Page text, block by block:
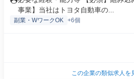
事業】当社はトヨタ自動車の...
副業・WワークOK +6個
この企業の類似求人を